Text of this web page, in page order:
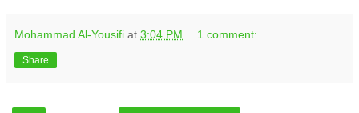
Mohammad Al-Yousifi at 3:04 PM 1 comment:
Share